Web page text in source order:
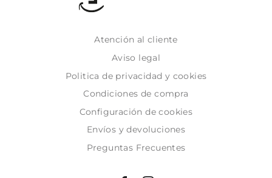
Atención al cliente
Aviso legal
Politica de privacidad y cookies
Condiciones de compra
Configuración de cookies
Envíos y devoluciones
Preguntas Frecuentes